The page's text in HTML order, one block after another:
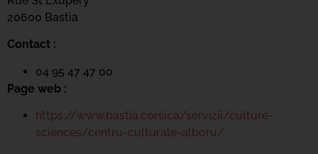
20600 Bastia
Contact :
04 95 47 47 00
Page web :
https://www.bastia.corsica/servizii/culture-
sciences/centru-culturale-alboru/